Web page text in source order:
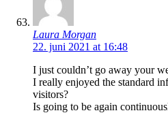
Laura Morgan
22. juni 2021 at 16:48
I just couldn’t go away your
I really enjoyed the standard
visitors?
Is going to be again